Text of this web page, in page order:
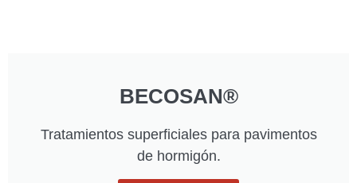
BECOSAN®
Tratamientos superficiales para pavimentos
de hormigón.